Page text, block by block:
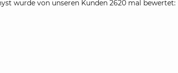
wurde von unseren Kunden 2620 mal bewertet: